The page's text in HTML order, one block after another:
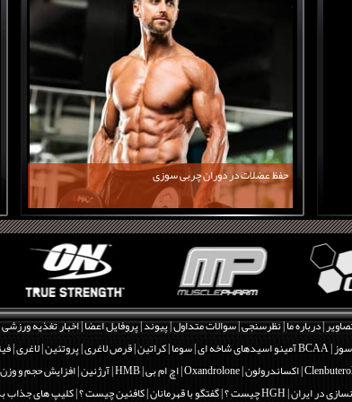
حفظ عضلات در دوران چربی سوزی
|درباره ما|نظرسنجی|سوالات متداول|پیوند|پروفایل اعضا|اخبار تغذیه ورزشی
|BCAA آمینو اسیدهای شاخه ای |سوما|کراتین|قرص لاغری|پروتئین|لاغری|
|اکساندرولون | Oxandrolone |اچ ام بی | HMB |آرژنین|افزایش حجم و وزن
در ایران|HGH چیست ؟ |گفتگو با قهرمانان|کافئین چیست ؟|کلیپ های جذاب